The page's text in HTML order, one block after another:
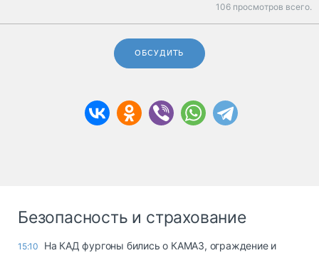
106 просмотров всего.
ОБСУДИТЬ
Безопасность и страхование
15:10
На КАД фургоны бились о КАМАЗ, ограждение и